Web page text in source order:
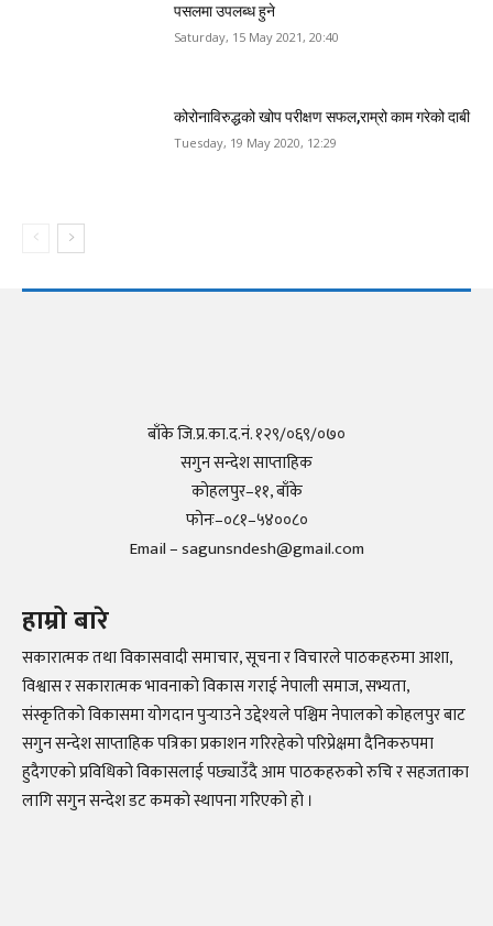
पसलमा उपलब्ध हुने
Saturday, 15 May 2021, 20:40
कोरोनाविरुद्धको खोप परीक्षण सफल,राम्रो काम गरेको दाबी
Tuesday, 19 May 2020, 12:29
बाँके जि.प्र.का.द.नं. १२९/०६९/०७०
सगुन सन्देश साप्ताहिक
कोहलपुर–११, बाँके
फोनः–०८१–५४००८०
Email – sagunsndesh@gmail.com
हाम्रो बारे
सकारात्मक तथा विकासवादी समाचार, सूचना र विचारले पाठकहरुमा आशा,
विश्वास र सकारात्मक भावनाको विकास गराई नेपाली समाज, सभ्यता,
संस्कृतिको विकासमा योगदान पुर्‍याउने उद्देश्यले पश्चिम नेपालको कोहलपुर बाट
सगुन सन्देश साप्ताहिक पत्रिका प्रकाशन गरिरहेको परिप्रेक्षमा दैनिकरुपमा
हुदैगएको प्रविधिको विकासलाई पछ्याउँदै आम पाठकहरुको रुचि र सहजताका
लागि सगुन सन्देश डट कमको स्थापना गरिएको हो ।